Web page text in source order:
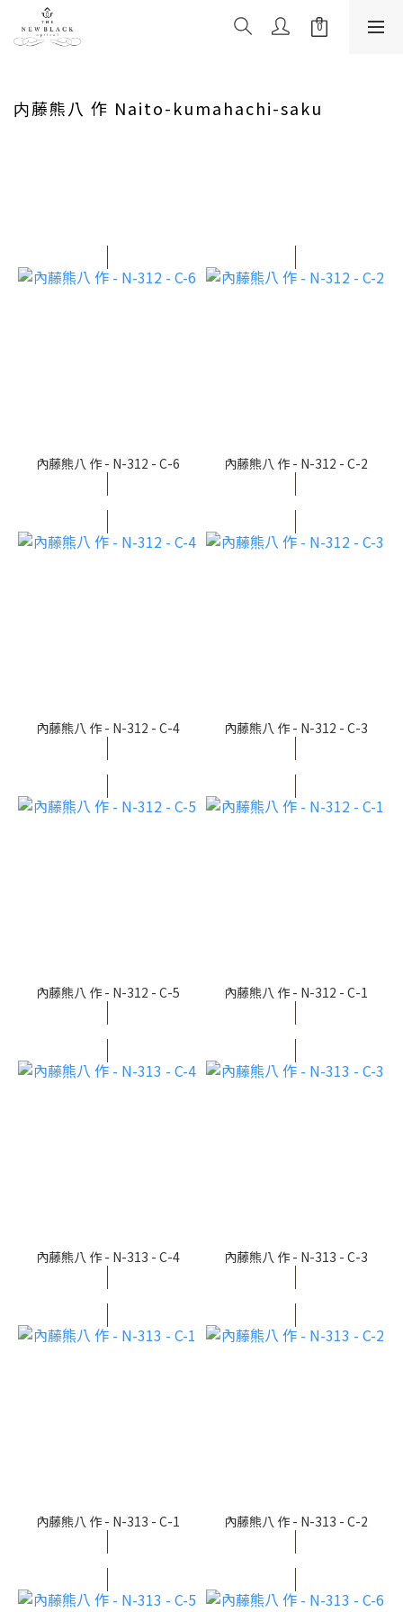
内藤熊八 作 Naito-kumahachi-saku
內藤熊八 作 - N-312 - C-6 內藤熊八 作 - N-312 - C-2
內藤熊八 作 - N-312 - C-4 內藤熊八 作 - N-312 - C-3
內藤熊八 作 - N-312 - C-5 內藤熊八 作 - N-312 - C-1
內藤熊八 作 - N-313 - C-4 內藤熊八 作 - N-313 - C-3
內藤熊八 作 - N-313 - C-1 內藤熊八 作 - N-313 - C-2